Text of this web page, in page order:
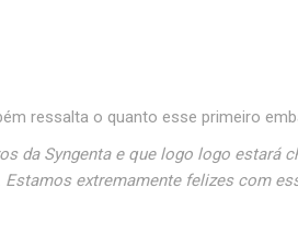
ressalta o quanto esse primeiro
da Syngenta e que logo logo
extremamente felizes com